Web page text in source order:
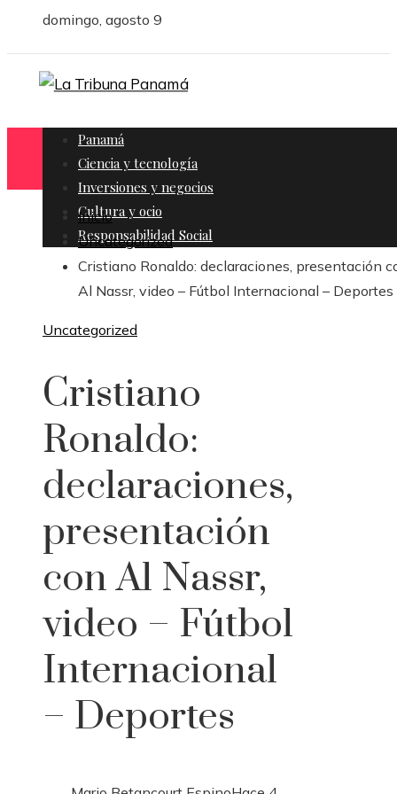
domingo, agosto 9
Panamá
Ciencia y tecnología
Inversiones y negocios
Cultura y ocio
Responsabilidad Social
Inicio
Uncategorized
Cristiano Ronaldo: declaraciones, presentación
Al Nassr, video – Fútbol Internacional – Deportes
Uncategorized
Cristiano
Ronaldo:
declaraciones,
presentación
con Al Nassr,
video – Fútbol
Internacional
– Deportes